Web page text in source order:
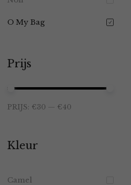
O My Bag
Prijs
PRIJS: €30 — €40
Kleur
Camel